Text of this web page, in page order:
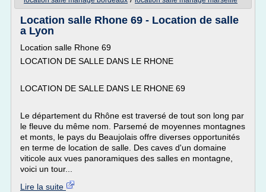
Location salle Rhone 69 - Location de salle
a Lyon
Location salle Rhone 69
LOCATION DE SALLE DANS LE RHONE
LOCATION DE SALLE DANS LE RHONE 69
Le département du Rhône est traversé de tout son long par
le fleuve du même nom. Parsemé de moyennes montagnes
et monts, le pays du Beaujolais offre diverses opportunités
en terme de location de salle. Des caves d'un domaine
viticole aux vues panoramiques des salles en montagne,
voici un tour...
Lire la suite